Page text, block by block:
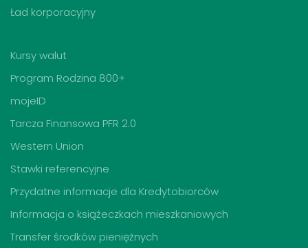
Ład korporacyjny
Kursy walut
Program Rodzina 800+
mojeID
Tarcza Finansowa PFR 2.0
Western Union
Stawki referencyjne
Przydatne informacje dla Kredytobiorców
Informacja o książeczkach mieszkaniowych
Transfer środków pieniężnych